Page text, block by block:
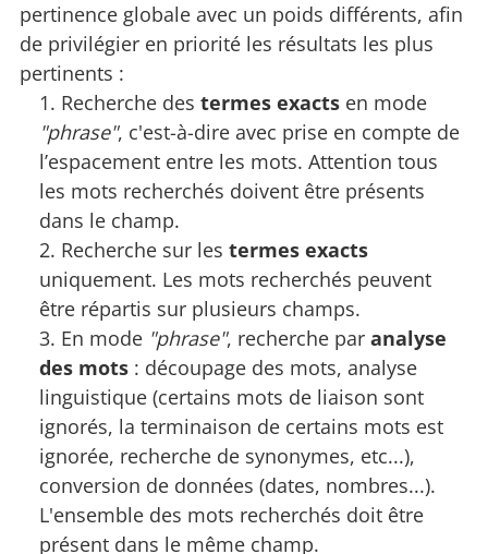
pertinence globale avec un poids différents, afin
de privilégier en priorité les résultats les plus
pertinents :
Recherche des termes exacts en mode
"phrase", c'est-à-dire avec prise en compte de
l’espacement entre les mots. Attention tous
les mots recherchés doivent être présents
dans le champ.
Recherche sur les termes exacts
uniquement. Les mots recherchés peuvent
être répartis sur plusieurs champs.
En mode "phrase", recherche par analyse
des mots : découpage des mots, analyse
linguistique (certains mots de liaison sont
ignorés, la terminaison de certains mots est
ignorée, recherche de synonymes, etc...),
conversion de données (dates, nombres...).
L'ensemble des mots recherchés doit être
présent dans le même champ.